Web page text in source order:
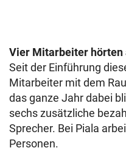
Vier Mitarbeiter hörten
Seit der Einführung
Mitarbeiter mit dem
das ganze Jahr dabei
sechs zusätzliche
Sprecher. Bei Piala
Personen.